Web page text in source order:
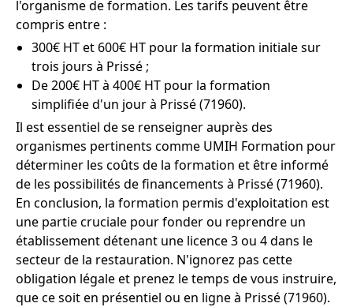
l'organisme de formation. Les tarifs peuvent être
compris entre :
300€ HT et 600€ HT pour la formation initiale sur
trois jours à Prissé ;
De 200€ HT à 400€ HT pour la formation
simplifiée d'un jour à Prissé (71960).
Il est essentiel de se renseigner auprès des
organismes pertinents comme UMIH Formation pour
déterminer les coûts de la formation et être informé
de les possibilités de financements à Prissé (71960).
En conclusion, la formation permis d'exploitation est
une partie cruciale pour fonder ou reprendre un
établissement détenant une licence 3 ou 4 dans le
secteur de la restauration. N'ignorez pas cette
obligation légale et prenez le temps de vous instruire,
que ce soit en présentiel ou en ligne à Prissé (71960).